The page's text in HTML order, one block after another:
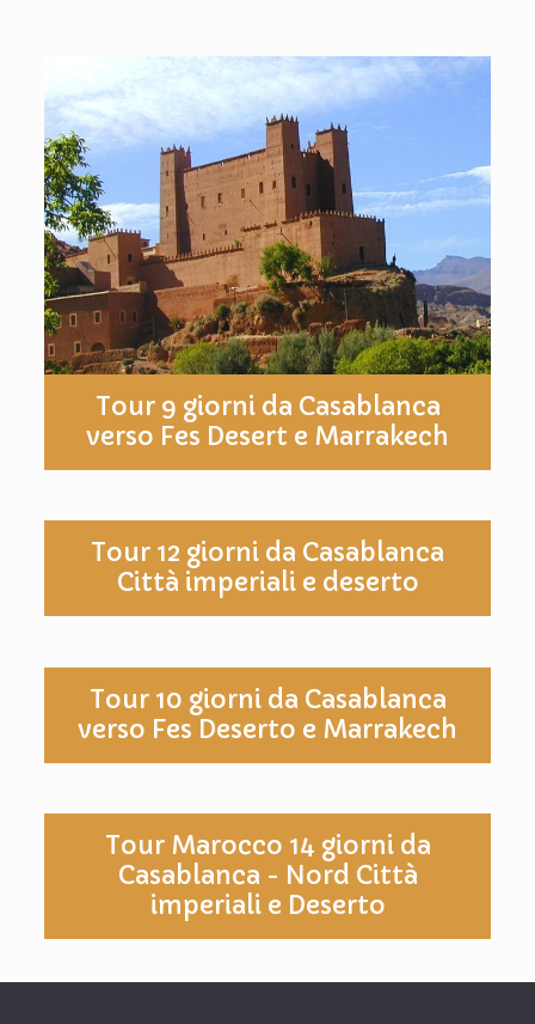
Tour 9 giorni da Casablanca
verso Fes Desert e Marrakech
Tour 12 giorni da Casablanca
Città imperiali e deserto
Tour 10 giorni da Casablanca
verso Fes Deserto e Marrakech
Tour Marocco 14 giorni da
Casablanca - Nord Città
imperiali e Deserto